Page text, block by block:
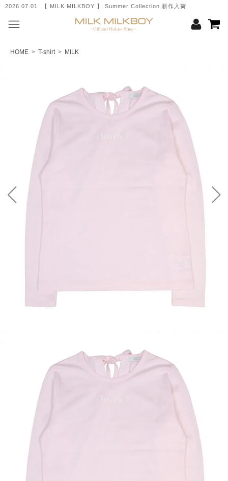
2026.07.01 【 MILK MILKBOY 】 Summer Collection 新作入荷
HOME > T-shirt> MILK